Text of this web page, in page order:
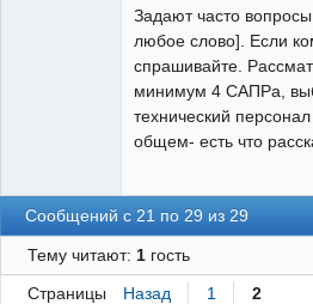
Задают часто
любое слово]. Если
спрашивайте.
минимум 4 САПРа,
технический
общем- есть что
Сообщений с 21 по 29 из 29
Тему читают: 1гость
Страницы Назад 1
2